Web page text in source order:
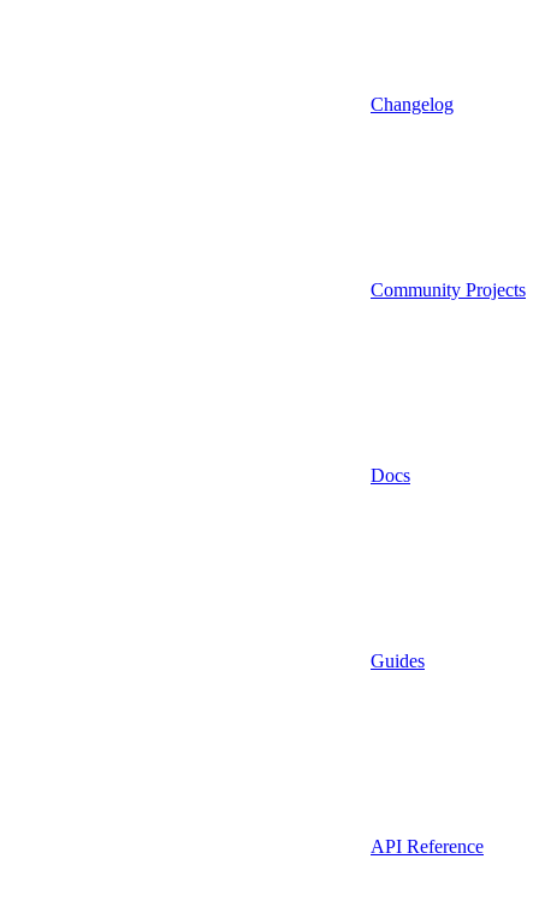
Changelog
Community Projects
Docs
Guides
API Reference